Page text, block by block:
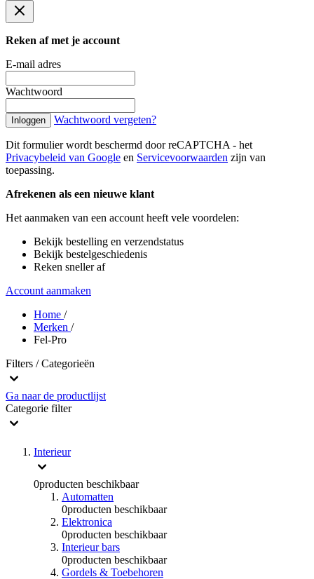
Reken af met je account
E-mail adres
Wachtwoord
Inloggen Wachtwoord vergeten?
Dit formulier wordt beschermd door reCAPTCHA - het
Privacybeleid van Google en Servicevoorwaarden zijn van
toepassing.
Afrekenen als een nieuwe klant
Het aanmaken van een account heeft vele voordelen:
Bekijk bestelling en verzendstatus
Bekijk bestelgeschiedenis
Reken sneller af
Account aanmaken
Home /
Merken /
Fel-Pro
Filters / Categorieën
Ga naar de productlijst
Categorie filter
Interieur
0producten beschikbaar
Automatten
0producten beschikbaar
Elektronica
0producten beschikbaar
Interieur bars
0producten beschikbaar
Gordels & Toebehoren